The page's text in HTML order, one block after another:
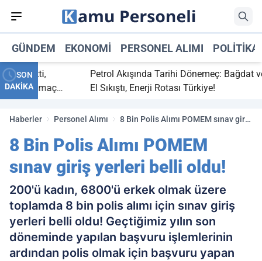
GÜNDEM EKONOMI PERSONEL ALIMI POLITIKA
SON
DAKİKA
bitti,
maç
Petrol Akışında Tarihi Dönemeç: Bağdat ve
El Sıkıştı, Enerji Rotası Türkiye!
Haberler Personel Alımı
8 Bin Polis Alımı POMEM sınav giriş
8 Bin Polis Alımı POMEM
sınav giriş yerleri belli oldu!
200'ü kadın, 6800'ü erkek olmak üzere
toplamda 8 bin polis alımı için sınav giriş
yerleri belli oldu! Geçtiğimiz yılın son
döneminde yapılan başvuru işlemlerinin
ardından polis olmak için başvuru yapan